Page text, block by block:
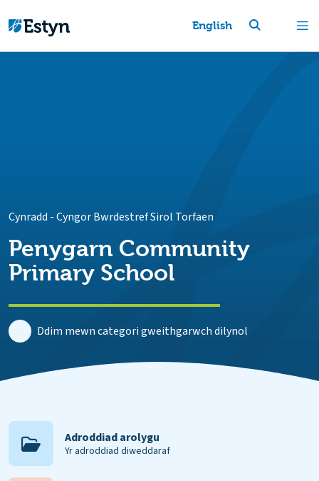
English
Cynradd -Cyngor Bwrdestref Sirol Torfaen
Penygarn Community
Primary School
Ddim mewn categori gweithgarwch dilynol
Adroddiad arolygu
Yr adroddiad diweddaraf